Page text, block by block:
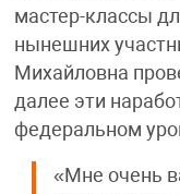
мастер-классы
нынешних
Михайловна
далее эти
федеральном
«Мне очень